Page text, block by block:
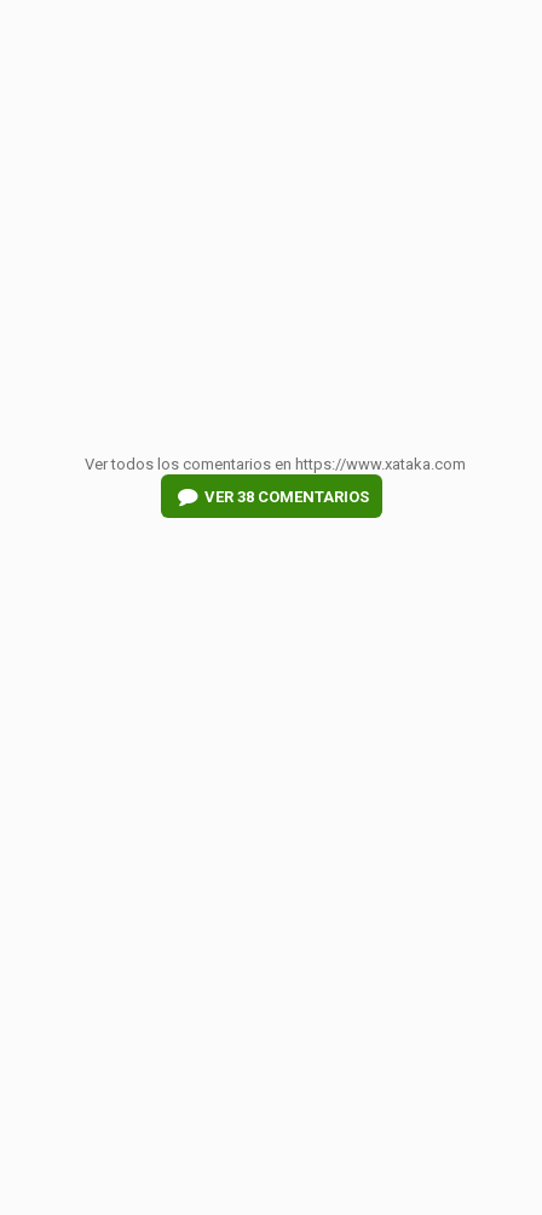
Ver todos los comentarios en https://www.xataka.com
VER 38 COMENTARIOS